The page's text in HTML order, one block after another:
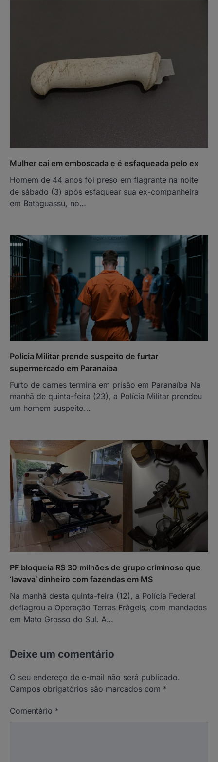
Mulher cai em emboscada e é esfaqueada pelo ex
Homem de 44 anos foi preso em flagrante na noite
de sábado (3) após esfaquear sua ex-companheira
em Bataguassu, no…
Polícia Militar prende suspeito de furtar
supermercado em Paranaíba
Furto de carnes termina em prisão em Paranaíba Na
manhã de quinta-feira (23), a Polícia Militar prendeu
um homem suspeito…
PF bloqueia R$ 30 milhões de grupo criminoso que
‘lavava’ dinheiro com fazendas em MS
Na manhã desta quinta-feira (12), a Polícia Federal
deflagrou a Operação Terras Frágeis, com mandados
em Mato Grosso do Sul. A…
Deixe um comentário
O seu endereço de e-mail não será publicado.
Campos obrigatórios são marcados com *
Comentário *